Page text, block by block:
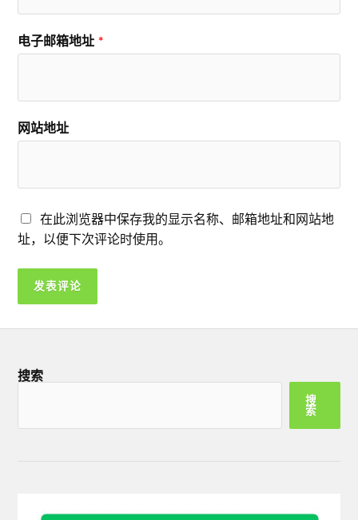
电子邮箱地址 *
网站地址
在此浏览器中保存我的显示名称、邮箱地址和网站地
址，以便下次评论时使用。
搜索
搜
索